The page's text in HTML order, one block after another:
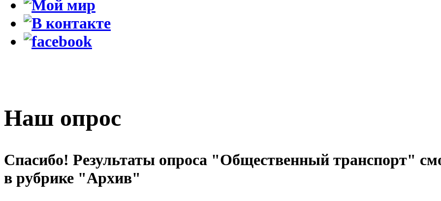
Наш опрос
Спасибо! Результаты опроса "Общественный транспорт"
в рубрике "Архив"